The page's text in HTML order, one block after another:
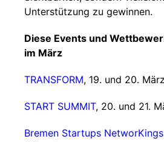
Unterstützung zu gewinnen.
Diese Events und
im März
TRANSFORM, 19. und 20.
START SUMMIT, 20. und 21.
Bremen Startups